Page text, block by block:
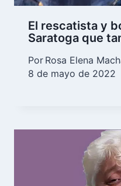
El rescatista y
Saratoga que
Por Rosa Elena
8 de mayo de 2022